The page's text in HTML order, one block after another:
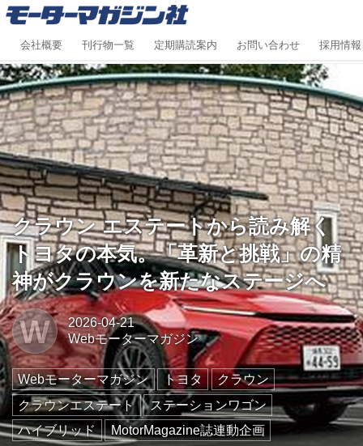
会社概要 刊行物一覧 定期購読案内 お問い合わせ 採用情報
クラウン エステートから読み解く
トヨタの本気。「革新と挑戦」の精
神がクラウンを新たなステージへ
W
2026-04-21
Webモーターマガジン
Webモーターマガジン トヨタ
クラウン
クラウンエステート
ステーションワゴン
ハイブリッド
MotorMagazine誌連動企画